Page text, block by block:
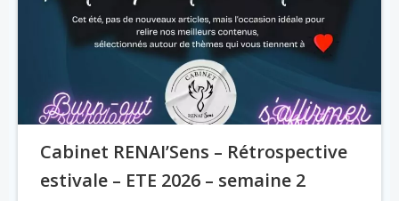
Cabinet RENAI’Sens – Rétrospective
estivale – ETE 2026 – semaine 2